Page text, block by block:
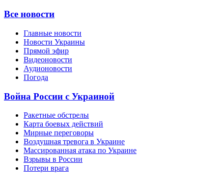
Все новости
Главные новости
Новости Украины
Прямой эфир
Видеоновости
Аудионовости
Погода
Война России с Украиной
Ракетные обстрелы
Карта боевых действий
Мирные переговоры
Воздушная тревога в Украине
Массированная атака по Украине
Взрывы в России
Потери врага